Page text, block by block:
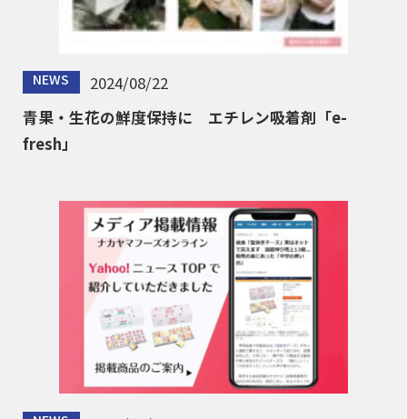
NEWS
2024/08/22
青果・生花の鮮度保持に エチレン吸着剤「e-
fresh」